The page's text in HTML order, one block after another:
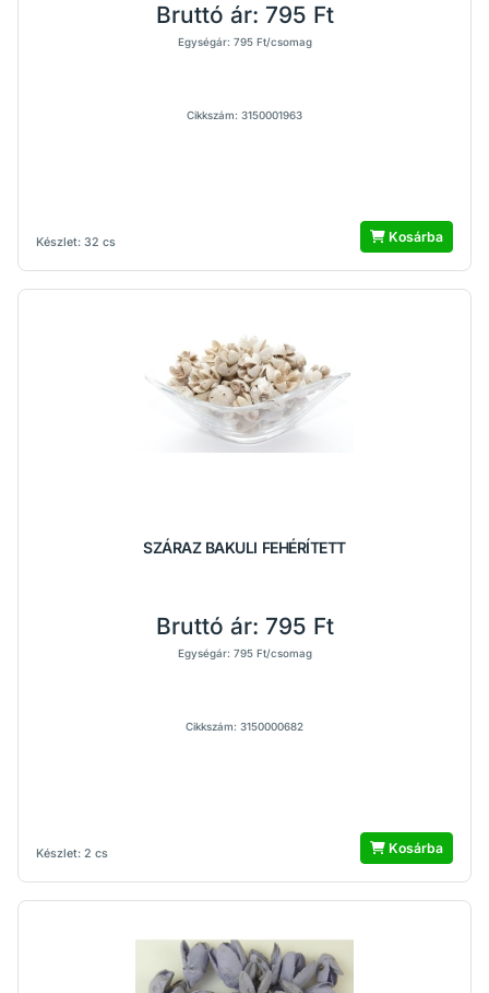
Készlet: 32 cs
Bruttó ár: 795 Ft
Egységár: 795 Ft/csomag
Cikkszám: 3150001963
Kosárba
SZÁRAZ BAKULI FEHÉRÍTETT
Készlet: 2 cs
Bruttó ár: 795 Ft
Egységár: 795 Ft/csomag
Cikkszám: 3150000682
Kosárba